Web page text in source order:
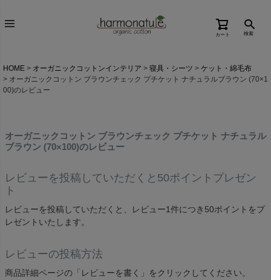
カート 検索
HOME オーガニックコットンインテリア 寝具・シーツ
ケット・綿毛布
オーガニックコットン ブラウンチェック プチケット ナチュラルブラウン (70×1
00)のレビュー
オーガニックコットン ブラウンチェック プチケット ナチュラル
ブラウン (70×100)のレビュー
レビューを投稿していただくと50ポイントプレゼン
ト
レビューを投稿していただくと、レビュー1件につき50ポイントをプ
レゼントいたします。
レビューの投稿方法
商品詳細ページの「レビューを書く」をクリックしてください。